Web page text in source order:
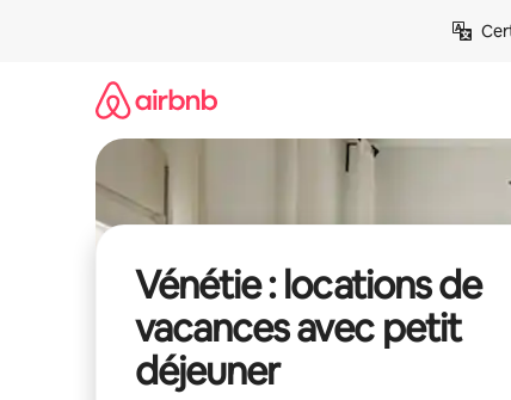
Vénétie : locations de
vacances avec petit
déjeuner